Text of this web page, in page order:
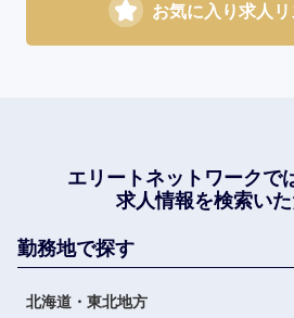
お気に入り求人
エリートネットワークで
求人情報を検索い
勤務地で探す
北海道・東北地方